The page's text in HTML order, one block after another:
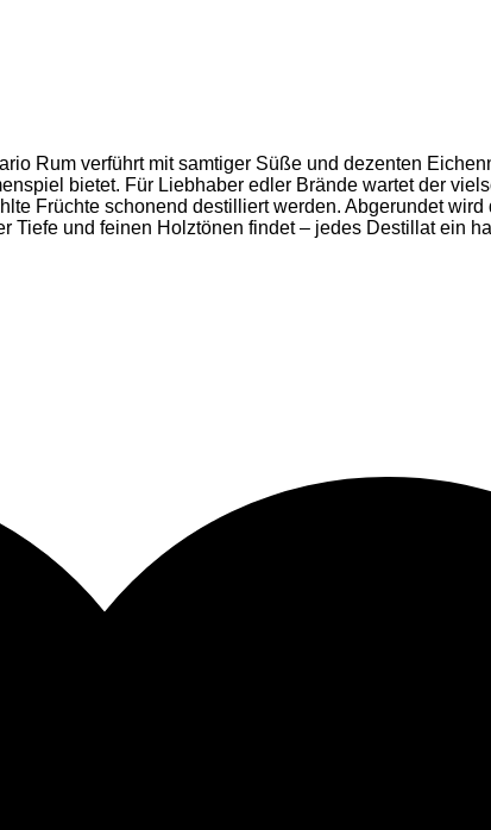
Rum verführt mit samtiger Süße und dezenten
bietet. Für Liebhaber edler Brände wartet der
Früchte schonend destilliert werden. Abgerundet
und feinen Holz­tönen findet – jedes Destillat ein